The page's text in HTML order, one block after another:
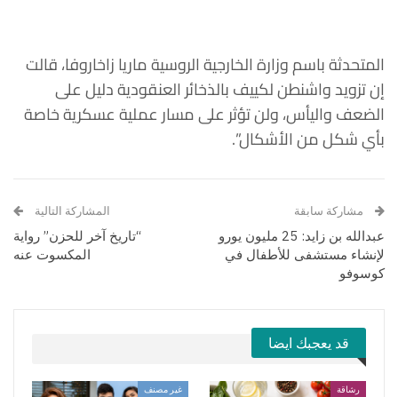
المتحدثة باسم وزارة الخارجية الروسية ماريا زاخاروفا، قالت
إن تزويد واشنطن لكييف بالذخائر العنقودية دليل على
الضعف واليأس، ولن تؤثر على مسار عملية عسكرية خاصة
بأي شكل من الأشكال”.
مشاركة سابقة
عبدالله بن زايد: 25 مليون يورو
لإنشاء مستشفى للأطفال في
كوسوفو
المشاركة التالية
“تاريخ آخر للحزن” رواية
المكسوت عنه
قد يعجبك ايضا
رشاقة غير مصنف